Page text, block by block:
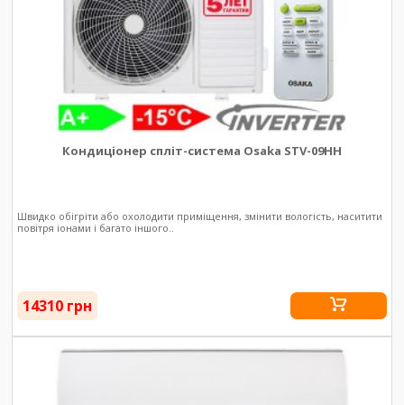
Кондиціонер спліт-система Osaka STV-09HH
Швидко обігріти або охолодити приміщення, змінити вологість, наситити
повітря іонами і багато іншого..
14310 грн